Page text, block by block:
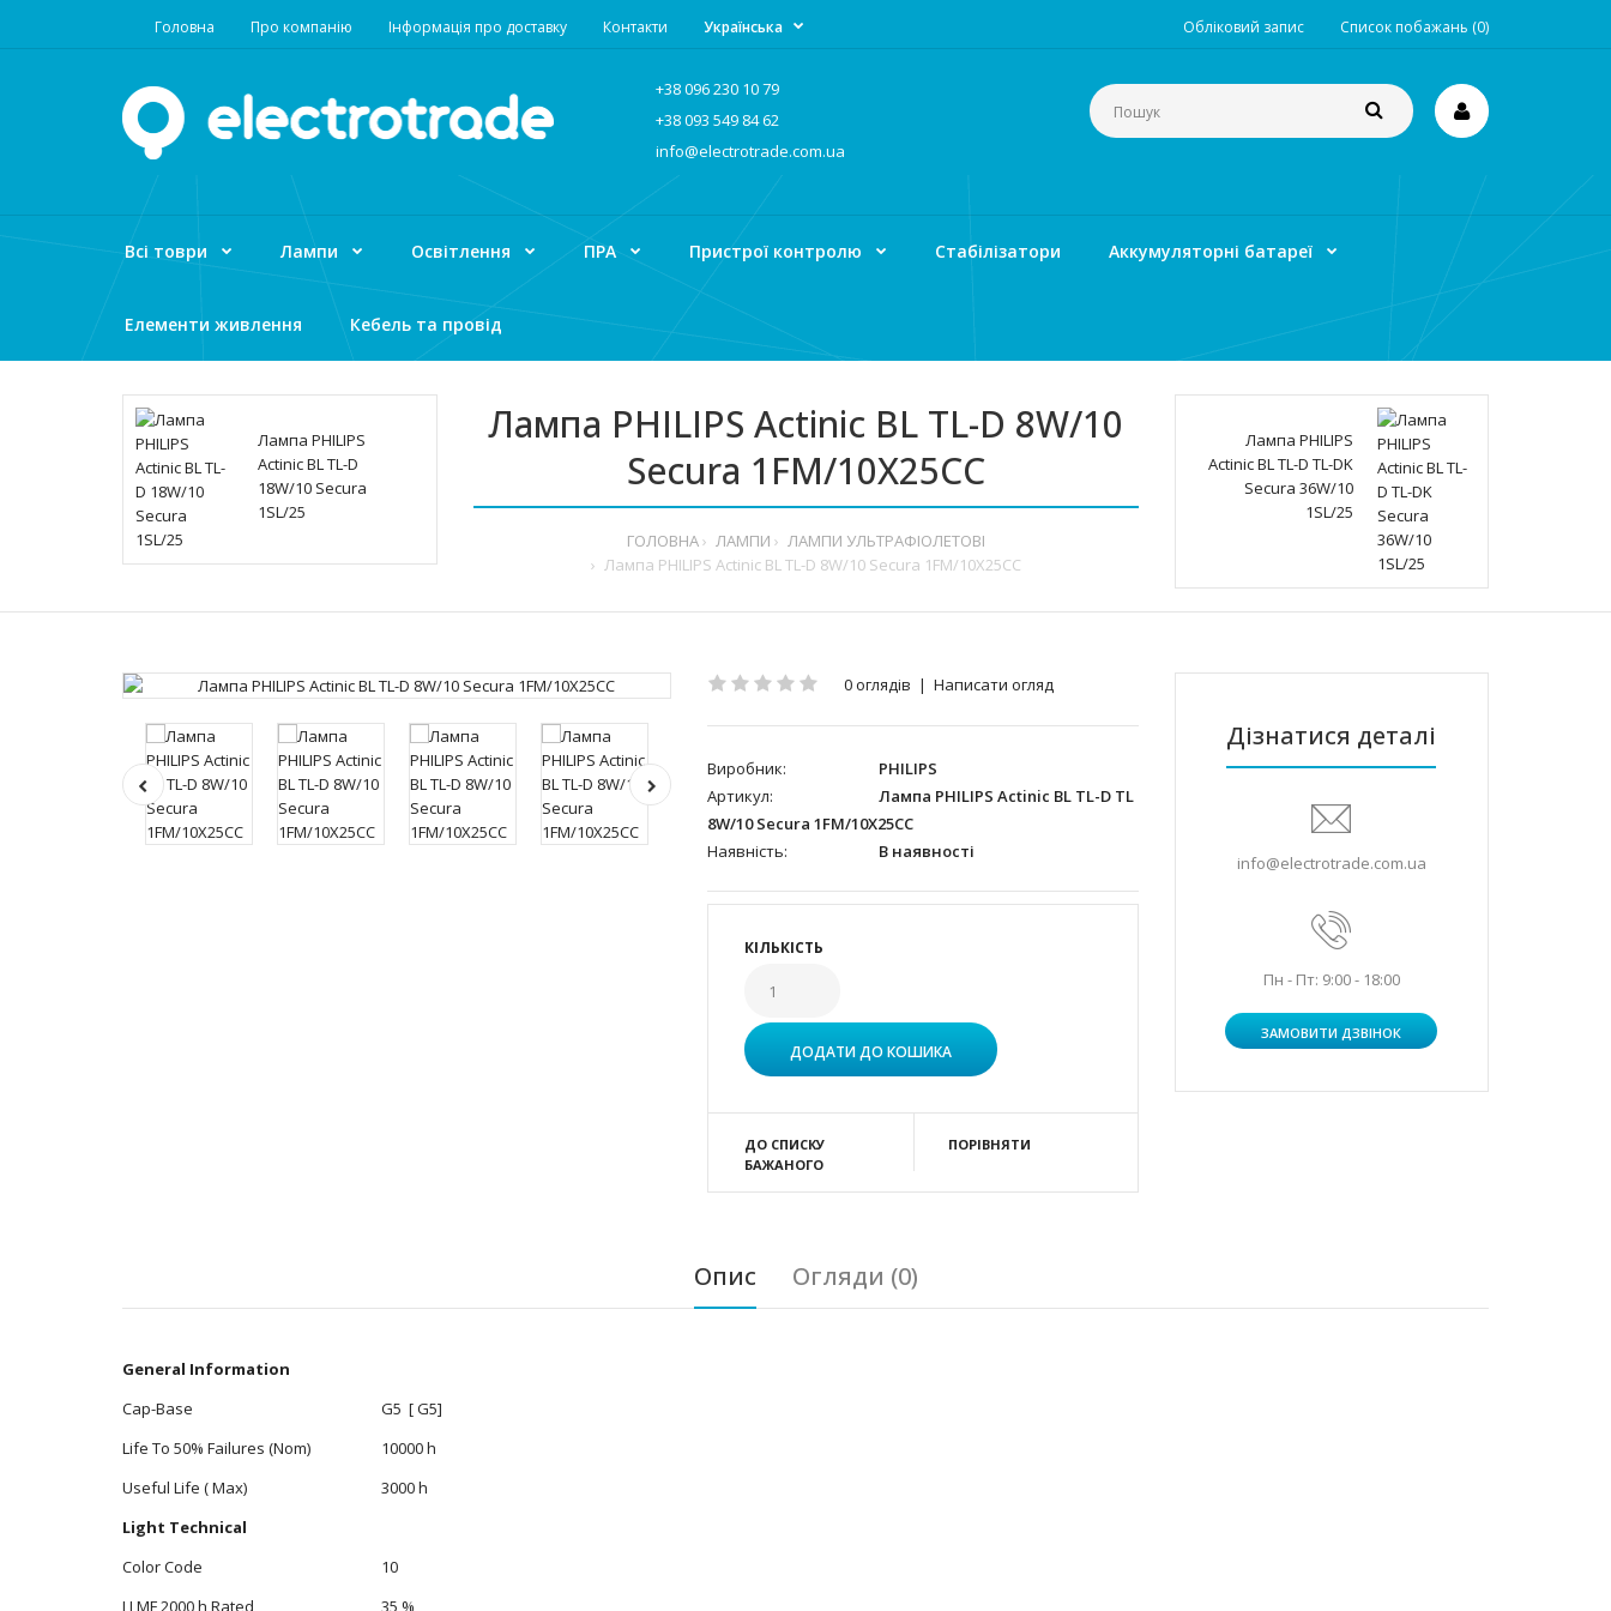
Головна Про компанію Інформація про доставку Контакти Обліковий запис Список побажань (0)
Українська
+38 096 230 10 79
+38 093 549 84 62
info@electrotrade.com.ua
Всі товри Лампи Освітлення ПРА Пристрої контролю Стабілізатори Аккумуляторні батареї
Елементи живлення Кебель та провід
Лампа PHILIPS
Actinic BL TL-D
18W/10 Secura
1SL/25
Лампа PHILIPS Actinic BL TL-D 8W/10
Secura 1FM/10X25CC
ГОЛОВНА ЛАМПИ
ЛАМПИ УЛЬТРАФІОЛЕТОВІ
Лампа PHILIPS Actinic BL TL-D 8W/10 Secura 1FM/10X25CC
Лампа PHILIPS
Actinic BL TL-D TL-DK
Secura 36W/10
1SL/25
0 оглядів | Написати огляд
Виробник:
PHILIPS
Артикул:
Лампа PHILIPS Actinic BL TL-D TL
8W/10 Secura 1FM/10X25CC
Наявність:
В наявності
КІЛЬКІСТЬ
ДО СПИСКУ
БАЖАНОГО
ПОРІВНЯТИ
Дізнатися деталі
info@electrotrade.com.ua
Пн - Пт: 9:00 - 18:00
ЗАМОВИТИ ДЗВІНОК
Опис Огляди (0)
General Information
Cap-Base
G5 [ G5]
Life To 50% Failures (Nom)
10000 h
Useful Life ( Max)
3000 h
Light Technical
Color Code
10
LLMF 2000 h Rated
35 %